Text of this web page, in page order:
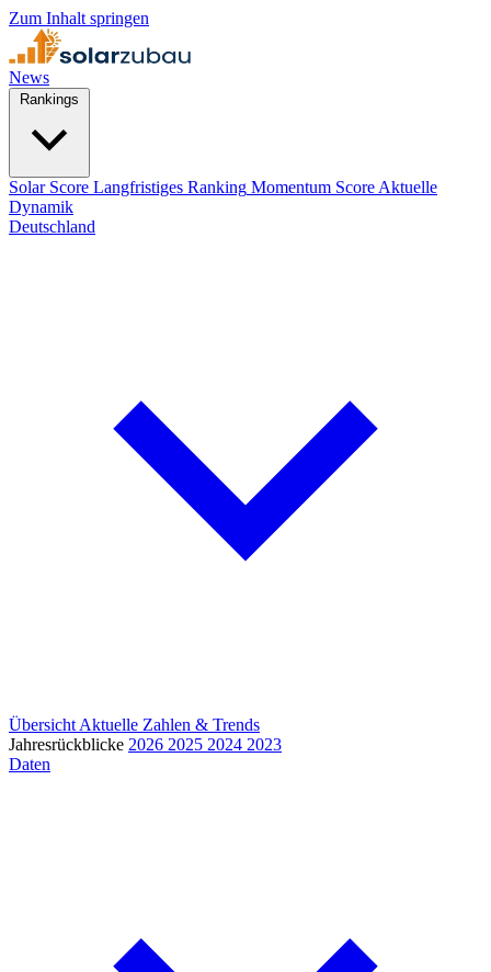
Zum Inhalt springen
News
Solar Score Langfristiges Ranking Momentum Score Aktuelle
Dynamik
Deutschland
Übersicht Aktuelle Zahlen & Trends
Jahresrückblicke 2026 2025 2024 2023
Daten